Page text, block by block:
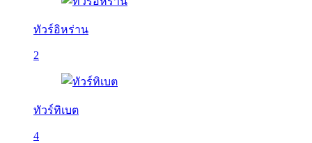
ทัวร์อิหร่าน
2
ทัวร์ทิเบต
4